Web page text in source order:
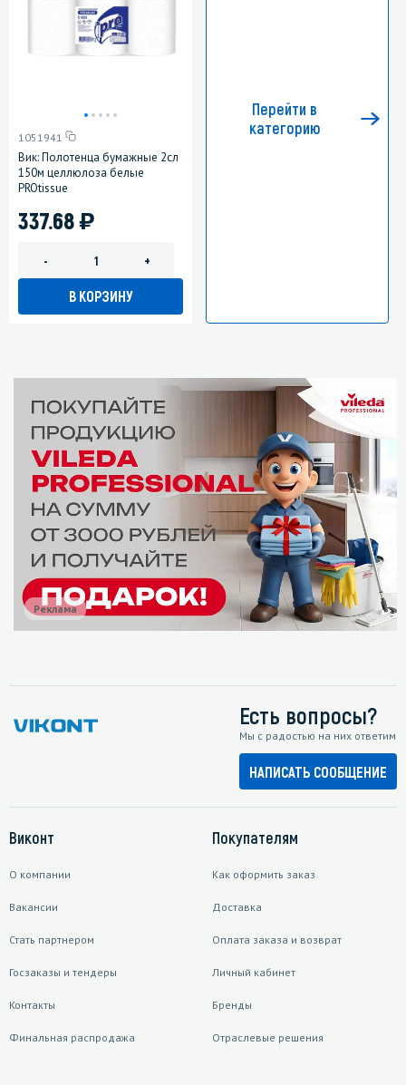
1051941
Вик: Полотенца бумажные 2сл
150м целлюлоза белые
PROtissue
337.68)
- +
В КОРЗИНУ
Перейти в
категорию
Реклама
Есть вопросы?
Мы с радостью на них ответим
НАПИСАТЬ СООБЩЕНИЕ
Виконт
О компании
Вакансии
Стать партнером
Госзаказы и тендеры
Контакты
Финальная распродажа
Покупателям
Как оформить заказ
Доставка
Оплата заказа и возврат
Личный кабинет
Бренды
Отраслевые решения